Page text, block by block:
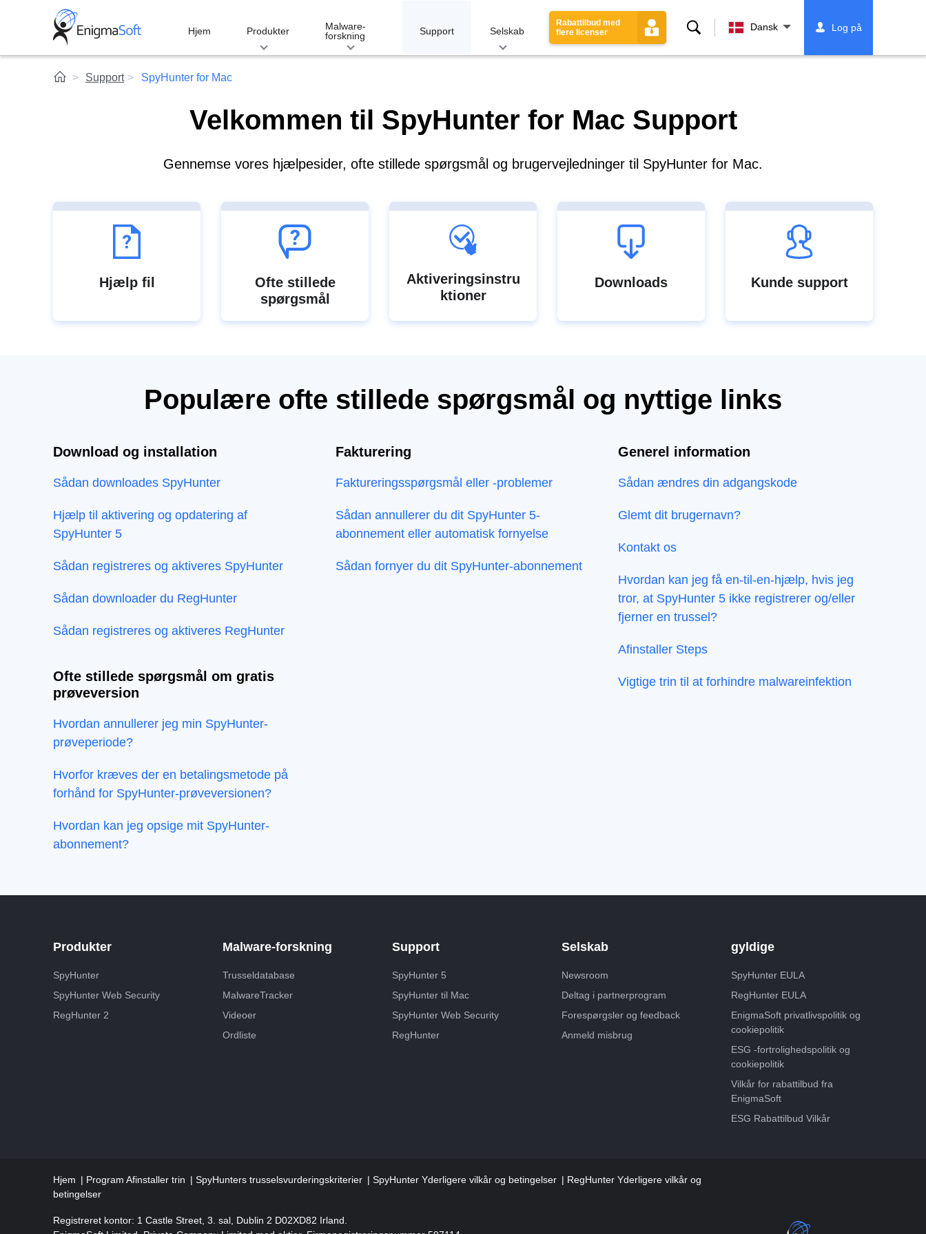
Hjem Produkter
Malware-
forskning
Support Selskab
Rabattilbud med
flere licenser
Søg Dansk Log på
Support SpyHunter for Mac
Velkommen til SpyHunter for Mac Support
Gennemse vores hjælpesider, ofte stillede spørgsmål og brugervejledninger til SpyHunter for Mac.
Hjælp fil
Ofte stillede
spørgsmål
Aktiveringsinstru
ktioner
Downloads Kunde support
Populære ofte stillede spørgsmål og nyttige links
Download og installation
Sådan downloades SpyHunter
Hjælp til aktivering og opdatering af
SpyHunter 5
Sådan registreres og aktiveres SpyHunter
Sådan downloader du RegHunter
Sådan registreres og aktiveres RegHunter
Ofte stillede spørgsmål om gratis
prøveversion
Hvordan annullerer jeg min SpyHunter-
prøveperiode?
Hvorfor kræves der en betalingsmetode på
forhånd for SpyHunter-prøveversionen?
Hvordan kan jeg opsige mit SpyHunter-
abonnement?
Fakturering
Faktureringsspørgsmål eller -problemer
Sådan annullerer du dit SpyHunter 5-
abonnement eller automatisk fornyelse
Sådan fornyer du dit SpyHunter-abonnement
Generel information
Sådan ændres din adgangskode
Glemt dit brugernavn?
Kontakt os
Hvordan kan jeg få en-til-en-hjælp, hvis jeg
tror, at SpyHunter 5 ikke registrerer og/eller
fjerner en trussel?
Afinstaller Steps
Vigtige trin til at forhindre malwareinfektion
Produkter
SpyHunter
SpyHunter Web Security
RegHunter 2
Malware-forskning
Trusseldatabase
MalwareTracker
Videoer
Ordliste
Support
SpyHunter 5
SpyHunter til Mac
SpyHunter Web Security
RegHunter
Selskab
Newsroom
Deltag i partnerprogram
Forespørgsler og feedback
Anmeld misbrug
gyldige
SpyHunter EULA
RegHunter EULA
EnigmaSoft privatlivspolitik og
cookiepolitik
ESG -fortrolighedspolitik og
cookiepolitik
Vilkår for rabattilbud fra
EnigmaSoft
ESG Rabattilbud Vilkår
Hjem Program Afinstaller trin SpyHunters trusselsvurderingskriterier SpyHunter Yderligere vilkår og betingelser
RegHunter Yderligere vilkår og
betingelser
Registreret kontor: 1 Castle Street, 3. sal, Dublin 2 D02XD82 Irland.